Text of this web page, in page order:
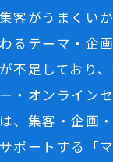
客がうまくい
るテーマ・企
不足しており
・オンライン
、集客・企画
ポートする「